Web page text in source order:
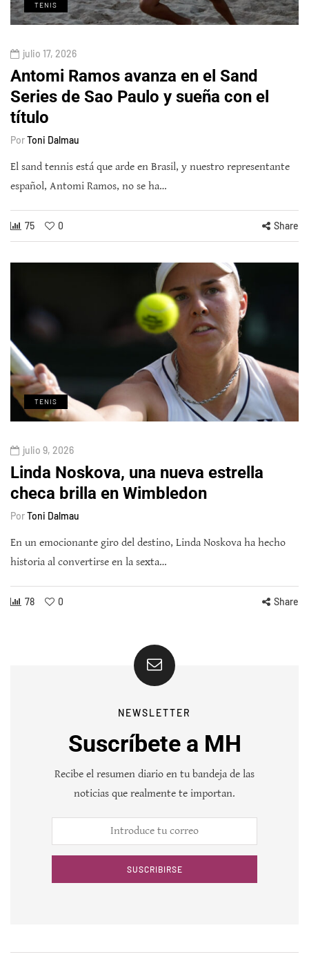
TENIS
julio 17, 2026
Antomi Ramos avanza en el Sand
Series de Sao Paulo y sueña con el
título
PorToni Dalmau
El sand tennis está que arde en Brasil, y nuestro representante
español, Antomi Ramos, no se ha…
75 0 Share
TENIS
julio 9, 2026
Linda Noskova, una nueva estrella
checa brilla en Wimbledon
PorToni Dalmau
En un emocionante giro del destino, Linda Noskova ha hecho
historia al convertirse en la sexta…
78 0 Share
NEWSLETTER
Suscríbete a MH
Recibe el resumen diario en tu bandeja de las
noticias que realmente te importan.
SUSCRIBIRSE